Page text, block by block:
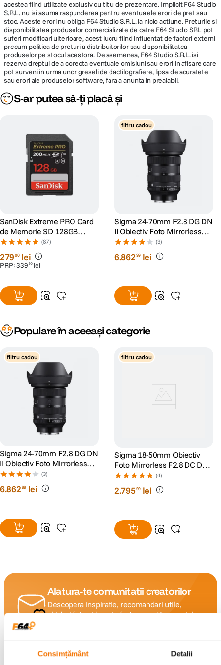
Consimțământ Detalii
Pe langa o structura rezistenta la praf si stropi, elementul frontal al
obiectivului dispune de un strat hidrofug si rezistent la ulei, permitand
fotografilor sa fotografieze fara probleme chiar si in medii exterioare
dificile.
*2 Structura este conceputa sa fie rezistenta la praf si stropi, dar nu si la
apa. Aveti grija sa nu tineti obiectivul in contact cu o cantitate mare de apa.
Apa din interiorul obiectivului poate provoca daune majore si poate face
ca obiectivul sa nu mai poata fi reparat.
Parasolar tip petala cu mecanism de blocare
Obiectivul Sigma 35mm F1.2 DG II | Art este dotat cu un parasolar
dedicat, de tip petala, care protejeaza elementul frontal de lumina, pentru
siguranta de obiectiv cu un mecanism de blocare.
DETALII PRODUCATOR
Cod producator 370969
acestea fiind utilizate exclusiv cu titlu de prezentare. Implicit F64 Studio
S.R.L. nu isi asuma raspunderea pentru eventualele erori de pret sau
stoc. Aceste erori nu obliga F64 Studio S.R.L. la nicio actiune. Preturile si
disponibilitatea produselor comercializate de catre F64 Studio SRL pot
suferi modificari ulterioare, acest lucru fiind influentat de factori externi
precum politica de preturi a distribuitorilor sau disponibilitatea
produselor pe stocul acestora. De asemenea, F64 Studio S.R.L. isi
rezerva dreptul de a corecta eventuale omisiuni sau erori in afisare care
pot surveni in urma unor greseli de dactilografiere, lipsa de acuratete
sau erori ale produselor software, fara a anunta in prealabil.
S-ar putea să-ți placă și
SanDisk Extreme PRO Card
de Memorie SD 128GB
SDXC UHS-I Class 10 U3 V30
+ 2 Ani RescuePRO Deluxe
(87)
27900 lei
PRP:339 90 lei
filtru cadou
Sigma 24-70mm F2.8 DG DN
II Obiectiv Foto Mirrorless
Montura Sony E
(3)
6.86299 lei
Populare în aceeași categorie
filtru cadou
Sigma 24-70mm F2.8 DG DN
II Obiectiv Foto Mirrorless
Montura Sony E
(3)
6.86299 lei
filtru cadou
Sigma 18-50mm Obiectiv
Foto Mirrorless F2.8 DC DN
Contemporary Montura Sony
(4)
2.79599 lei
Alatura-te comunitatii creatorilor
Descopera inspiratie, recomandari utile,
ghiduri foto-video si oferte pregatite special